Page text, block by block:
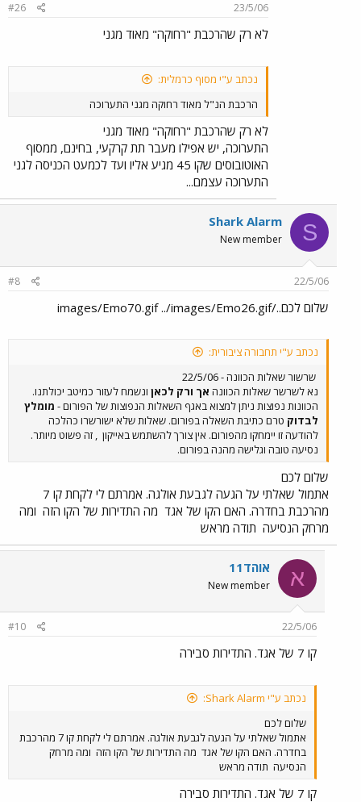
23/5/06
#26
לא רק שהרכבת "רחוקה" מאוד מגני
נכתב ע"י מסוף כרמלית:
הרכבת הנ"ל מאוד רחוקה מגני התערוכה
לא רק שהרכבת "רחוקה" מאוד מגני
התערוכה, יש אפילו מעבר תת קרקעי, בחינם, ממסוף
האוטובוסים שקו 45 מגיע אליו ועד לכמעט הכניסה לגני
התערוכה עצמם...
S
Shark Alarm
New member
22/5/06
#8
שלום לכם../images/Emo70.gif ../images/Emo26.gif
נכתב ע"י תחבורה ציבורית:
שרשור שאלות הכוונה - 22/5/06
נא לשרשר שאלות הכוונה אך ורק לכאן ונשמח לעזור כמיטב יכולתנו.
הכוונות נפוצות ניתן למצוא באגף השאלות הנפוצות של הפורום - מומלץ
לבדוק טרם כתיבת השאלה בפורום. שאלות שלא ישורשרו כהלכה
להודעה זו יימחקו מהפורום. אין צורך להשתמש באייקון , זה פשוט מיותר.
נסיעה טובה וגלישה מהנה בפורום.
שלום לכם
אתמול שאלתי על הגעה לגבעת אולגה. אמרתם לי לקחת קו 7
מהרכבת בחדרה. האם הקו של אגד מה התדירות של הקו הזה ומה
מרחק הנסיעה תודה מראש
א אוהד11
New member
22/5/06
#10
קו 7 של אגד. התדירות סבירה
נכתב ע"י Shark Alarm:
שלום לכם
אתמול שאלתי על הגעה לגבעת אולגה. אמרתם לי לקחת קו 7 מהרכבת
בחדרה. האם הקו של אגד מה התדירות של הקו הזה ומה מרחק
הנסיעה תודה מראש
קו 7 של אגד. התדירות סבירה